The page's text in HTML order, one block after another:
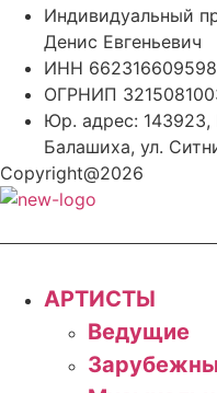
Индивидуальный
Денис Евгеньевич
ИНН 662316609598
ОГРНИП
Юр. адрес: 143923,
Балашиха, ул.
Copyright@2026
АРТИСТЫ
Ведущие